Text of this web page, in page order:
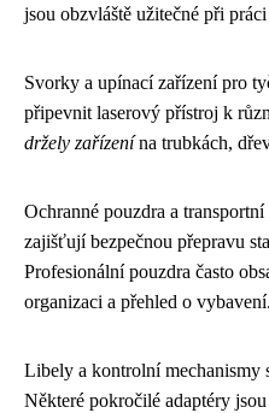
jsou obzvláště užitečné při
Svorky a upínací zařízení pro
připevnit laserový přístroj k
držely zařízenína trubkách,
Ochranné pouzdra a
zajišťují bezpečnou přepravu
Profesionální pouzdra často
organizaci a přehled o vybavení.
Libely a kontrolní mechanismy
Některé pokročilé adaptéry